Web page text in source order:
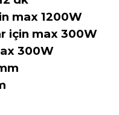
max 1200W
için max 300W
300W